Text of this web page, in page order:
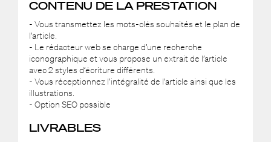
CONTENU DE LA PRESTATION
- Vous transmettez les mots-clés souhaités et le plan de
l’article.
- Le rédacteur web se charge d’une recherche
iconographique et vous propose un extrait de l’article
avec 2 styles d’écriture différents.
- Vous réceptionnez l’intégralité de l’article ainsi que les
illustrations.
- Option SEO possible
LIVRABLES